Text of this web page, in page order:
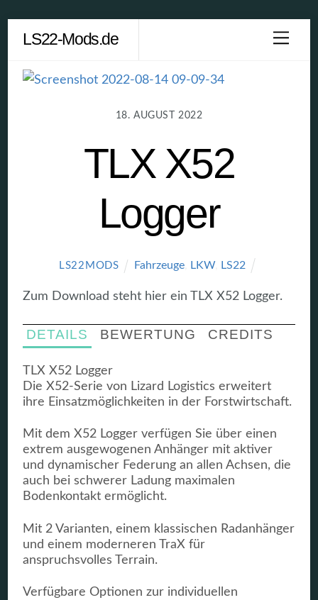
content
LS22-Mods.de
18. AUGUST 2022
TLX X52
Logger
LS22MODS Fahrzeuge LKW, LS22
Zum Download steht hier ein TLX X52 Logger.
DETAILS BEWERTUNG CREDITS
TLX X52 Logger
Die X52-Serie von Lizard Logistics erweitert
ihre Einsatzmöglichkeiten in der Forstwirtschaft.
Mit dem X52 Logger verfügen Sie über einen
extrem ausgewogenen Anhänger mit aktiver
und dynamischer Federung an allen Achsen, die
auch bei schwerer Ladung maximalen
Bodenkontakt ermöglicht.
Mit 2 Varianten, einem klassischen Radanhänger
und einem moderneren TraX für
anspruchsvolles Terrain.
Verfügbare Optionen zur individuellen